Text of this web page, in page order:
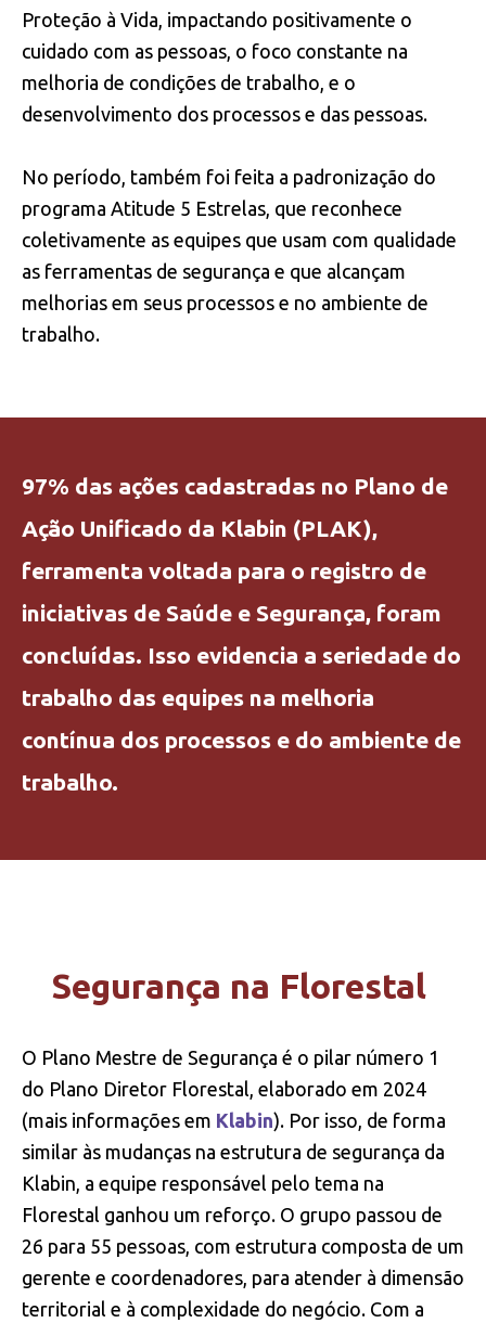
Proteção à Vida, impactando positivamente o
cuidado com as pessoas, o foco constante na
melhoria de condições de trabalho, e o
desenvolvimento dos processos e das pessoas.
No período, também foi feita a padronização do
programa Atitude 5 Estrelas, que reconhece
coletivamente as equipes que usam com qualidade
as ferramentas de segurança e que alcançam
melhorias em seus processos e no ambiente de
trabalho.
97% das ações cadastradas no Plano de
Ação Unificado da Klabin (PLAK),
ferramenta voltada para o registro de
iniciativas de Saúde e Segurança, foram
concluídas. Isso evidencia a seriedade do
trabalho das equipes na melhoria
contínua dos processos e do ambiente de
trabalho.
Segurança na Florestal
O Plano Mestre de Segurança é o pilar número 1
do Plano Diretor Florestal, elaborado em 2024
(mais informações em Klabin). Por isso, de forma
similar às mudanças na estrutura de segurança da
Klabin, a equipe responsável pelo tema na
Florestal ganhou um reforço. O grupo passou de
26 para 55 pessoas, com estrutura composta de um
gerente e coordenadores, para atender à dimensão
territorial e à complexidade do negócio. Com a